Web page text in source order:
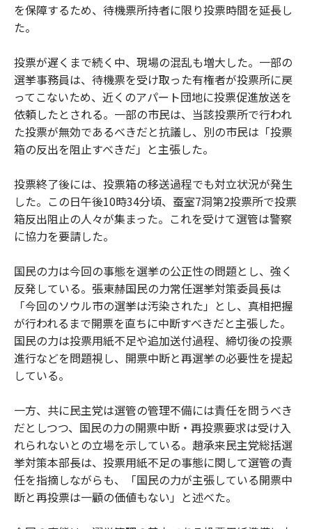
を保障するため、待機票所持者に限り投票時間を延長し
た。
投票が遅くまで続く中、現場の混乱も増大した。一部の
選挙事務員は、待機票を受け取った有権者が投票所に戻
ってこないため、近くのアパート団地に投票促進放送を
依頼したとされる。一部の市民は、当該投票所で行われ
た投票が無効であるべきだと抗議し、別の市民は「投票
箱の反出を阻止すべきだ」と主張した。
投票終了後には、投票箱の移送過程でも対立状況が発生
した。この日午後10時34分頃、蚕室7洞第2投票所で投票
箱反出阻止の人々が集まった。これを受けて選管は警察
に協力を要請した。
国民の力は今回の事態を選挙の公正性の問題とし、強く
反発している。張東赫国民の力常任選挙対策委員長は
「今回のソウル市の選挙は汚染された」とし、真相把握
が行われるまで開票を直ちに中断すべきだと主張した。
国民の力は投票用紙不足や追加送付過程、締切後の投票
進行などを問題視し、開票中断と再選挙の必要性を提起
している。
一方、共に民主党は選管の管理不備には責任を問うべき
だとしつつ、国民の力の開票中断・再投票要求は受け入
れられないとの立場を示している。趙承来民主党総括選
挙対策本部長は、投票用紙不足の事態に関して選管の責
任を指摘しながらも、「国民の力が主張している開票中
断と再投票は一顧の価値もない」と述べた。